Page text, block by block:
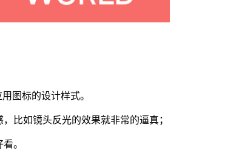
图标的设计样式。
比如镜头反光的效果就非常的逼真；
。